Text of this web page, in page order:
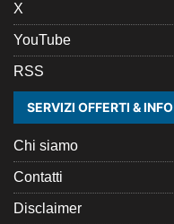
X
YouTube
RSS
SERVIZI OFFERTI & INFO
Chi siamo
Contatti
Disclaimer